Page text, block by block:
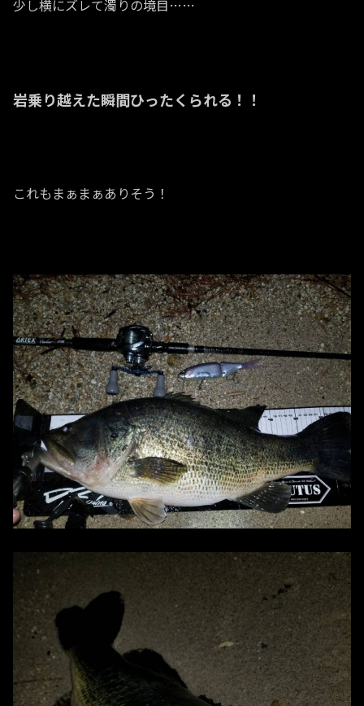
少し横にズレて濁りの境目……
岩乗り越えた瞬間ひったくられる！！
これもまぁまぁありそう！